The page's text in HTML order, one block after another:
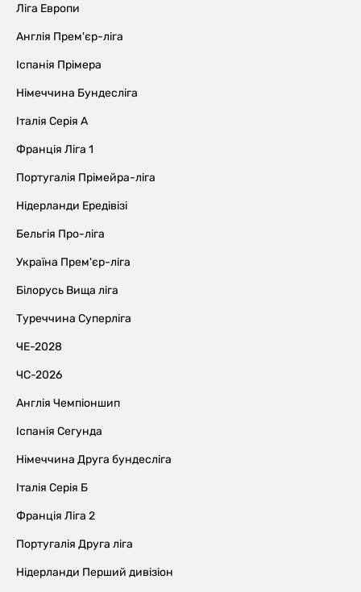
Ліга Европи
Англія Прем'єр-ліга
Іспанія Прімера
Німеччина Бундесліга
Італія Серія А
Франція Ліга 1
Португалія Прімейра-ліга
Нідерланди Ередівізі
Бельгія Про-ліга
Україна Прем'єр-ліга
Білорусь Вища ліга
Туреччина Суперліга
ЧЕ-2028
ЧС-2026
Англія Чемпіоншип
Іспанія Сегунда
Німеччина Друга бундесліга
Італія Серія Б
Франція Ліга 2
Португалія Друга ліга
Нідерланди Перший дивізіон